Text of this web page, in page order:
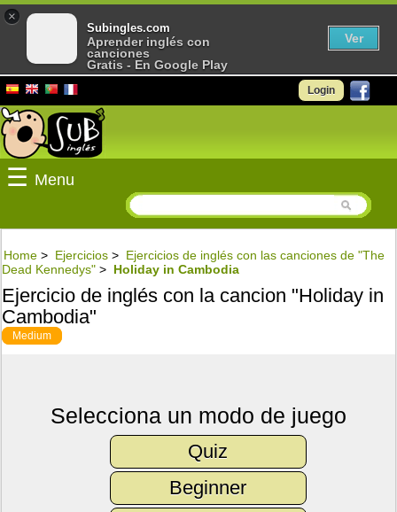
Login
☰ Menu
Home > Ejercicios > Ejercicios de inglés con las canciones de "The
Dead Kennedys" > Holiday in Cambodia
Ejercicio de inglés con la cancion "Holiday in
Cambodia"
Medium
Selecciona un modo de juego
Quiz
Beginner
×
Subingles.com
Aprender inglés con
canciones
Gratis - En Google Play
Ver